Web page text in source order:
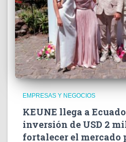
EMPRESAS Y NEGOCIOS
KEUNE llega a
inversión de USD 2
fortalecer el mercado